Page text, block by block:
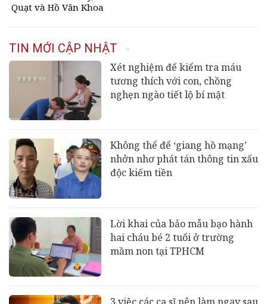
Quạt và Hồ Văn Khoa
TIN MỚI CẬP NHẬT
Xét nghiệm để kiểm tra máu
tương thích với con, chồng
nghẹn ngào tiết lộ bí mật
Không thể để ‘giang hồ mạng’
nhởn nhơ phát tán thông tin xấu
độc kiếm tiền
Lời khai của bảo mẫu bạo hành
hai cháu bé 2 tuổi ở trường
mầm non tại TPHCM